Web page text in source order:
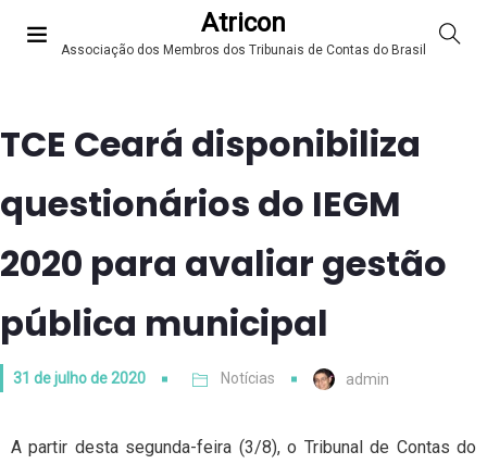
Atricon
Associação dos Membros dos Tribunais de Contas do Brasil
TCE Ceará disponibiliza
questionários do IEGM
2020 para avaliar gestão
pública municipal
31 de julho de 2020 Notícias admin
A partir desta segunda-feira (3/8), o Tribunal de Contas do